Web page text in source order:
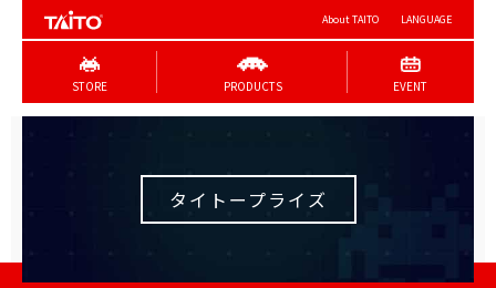
About TAITO LANGUAGE
STORE PRODUCTS EVENT
タイトープライズ